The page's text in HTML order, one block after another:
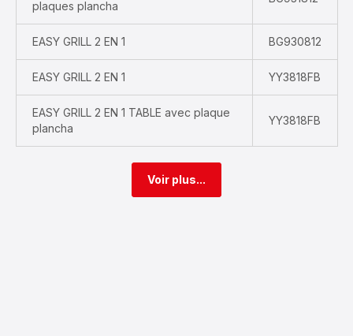
plaques plancha
EASY GRILL 2 EN 1 BG930812
EASY GRILL 2 EN 1 YY3818FB
EASY GRILL 2 EN 1 TABLE avec plaque
plancha
YY3818FB
Voir plus...